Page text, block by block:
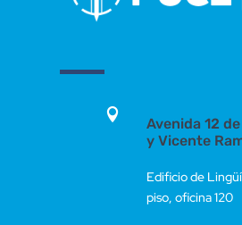

Avenida 12
y Vicente
Edificio de
piso, oficina 120